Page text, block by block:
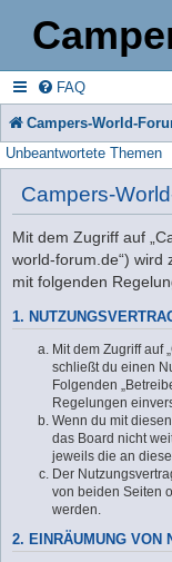
FAQ
Campers-World-
Unbeantwortete Themen
Campers-
Mit dem Zugriff auf
world-forum.de“) wird
mit folgenden
1.
Mit dem Zugriff auf
schließt du einen
Folgenden
Regelungen
Wenn du mit
das Board nicht
jeweils die an
Der
von beiden Seiten
werden.
2. EINRÄUMUNG VON